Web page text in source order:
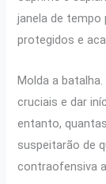
janela de tempo
protegidos e
Molda a
cruciais e dar
entanto,
suspeitarão de
contraofensiva